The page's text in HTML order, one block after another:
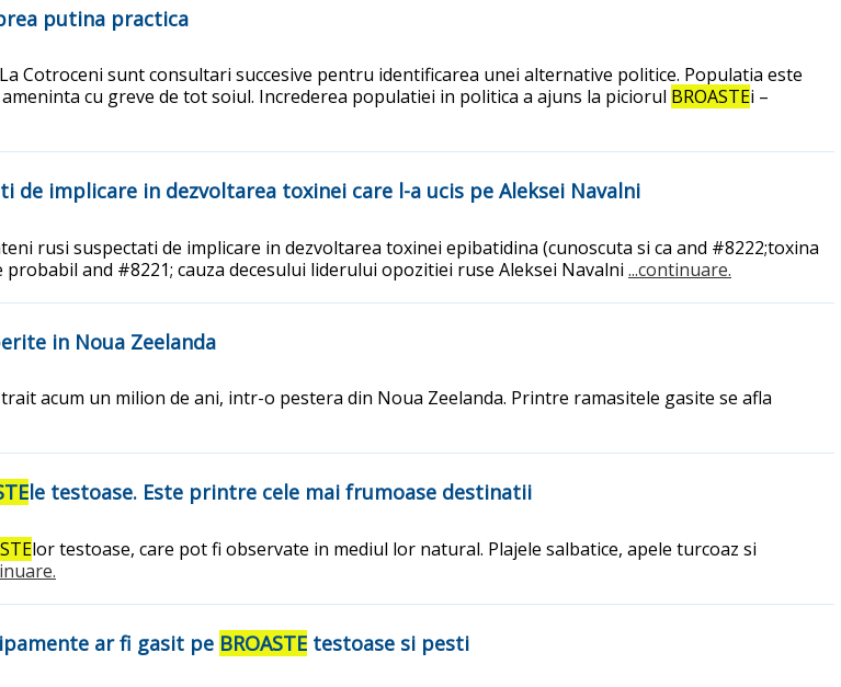
putina practica
Cotroceni sunt consultari succesive pentru identificarea unei alternative politice. Populatia este
cu greve de tot soiul. Increderea populatiei in politica a ajuns la piciorul BROASTEi –
de implicare in dezvoltarea toxinei care l-a ucis pe Aleksei Navalni
rusi suspectati de implicare in dezvoltarea toxinei epibatidina (cunoscuta si ca and #8222;toxina
and #8221; cauza decesului liderului opozitiei ruse Aleksei Navalni ...continuare.
in Noua Zeelanda
acum un milion de ani, intr-o pestera din Noua Zeelanda. Printre ramasitele gasite se afla
le testoase. Este printre cele mai frumoase destinatii
lor testoase, care pot fi observate in mediul lor natural. Plajele salbatice, apele turcoaz si
ar fi gasit pe BROASTE testoase si pesti